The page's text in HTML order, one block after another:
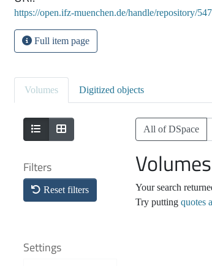
https://open.ifz-muenchen.de/handle/repository/
Full item page
Volumes Digitized objects
Filters
Reset filters
Settings
All of DSpace
Volumes
Your search
Try putting quotes